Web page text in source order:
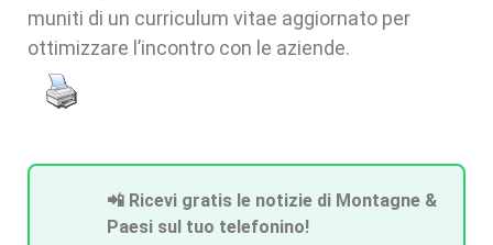
muniti di un curriculum vitae aggiornato per
ottimizzare l’incontro con le aziende.
📲 Ricevi gratis le notizie di Montagne &
Paesi sul tuo telefonino!